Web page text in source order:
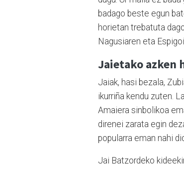
badago beste egun
horietan trebatuta
Nagusiaren eta
Jaietako azken
Jaiak, hasi bezala,
ikurriña kendu zuten.
Amaiera sinbolikoa
direnei zarata egin
popularra eman nahi
Jai Batzordeko